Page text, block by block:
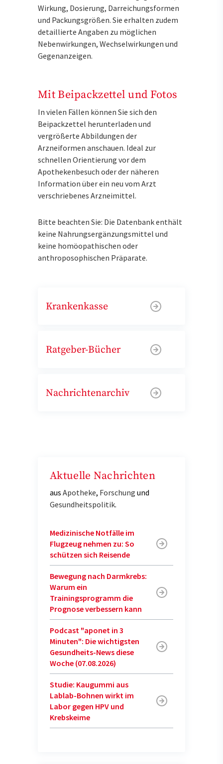
Wirkung, Dosierung, Darreichungsformen
und Packungsgrößen. Sie erhalten zudem
detaillierte Angaben zu möglichen
Nebenwirkungen, Wechselwirkungen und
Gegenanzeigen.
Mit Beipackzettel und Fotos
In vielen Fällen können Sie sich den
Beipackzettel herunterladen und
vergrößerte Abbildungen der
Arzneiformen anschauen. Ideal zur
schnellen Orientierung vor dem
Apothekenbesuch oder der näheren
Information über ein neu vom Arzt
verschriebenes Arzneimittel.
Bitte beachten Sie: Die Datenbank enthält
keine Nahrungsergänzungsmittel und
keine homöopathischen oder
anthroposophischen Präparate.
Krankenkasse
Ratgeber-Bücher
Nachrichtenarchiv
Aktuelle Nachrichten
aus Apotheke, Forschung und
Gesundheitspolitik.
Medizinische Notfälle im
Flugzeug nehmen zu: So
schützen sich Reisende
Bewegung nach Darmkrebs:
Warum ein
Trainingsprogramm die
Prognose verbessern kann
Podcast "aponet in 3
Minuten": Die wichtigsten
Gesundheits-News diese
Woche (07.08.2026)
Studie: Kaugummi aus
Lablab-Bohnen wirkt im
Labor gegen HPV und
Krebskeime